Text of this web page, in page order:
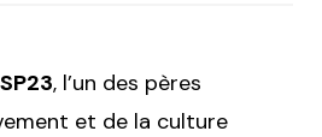
, l’un des pères
et de la culture